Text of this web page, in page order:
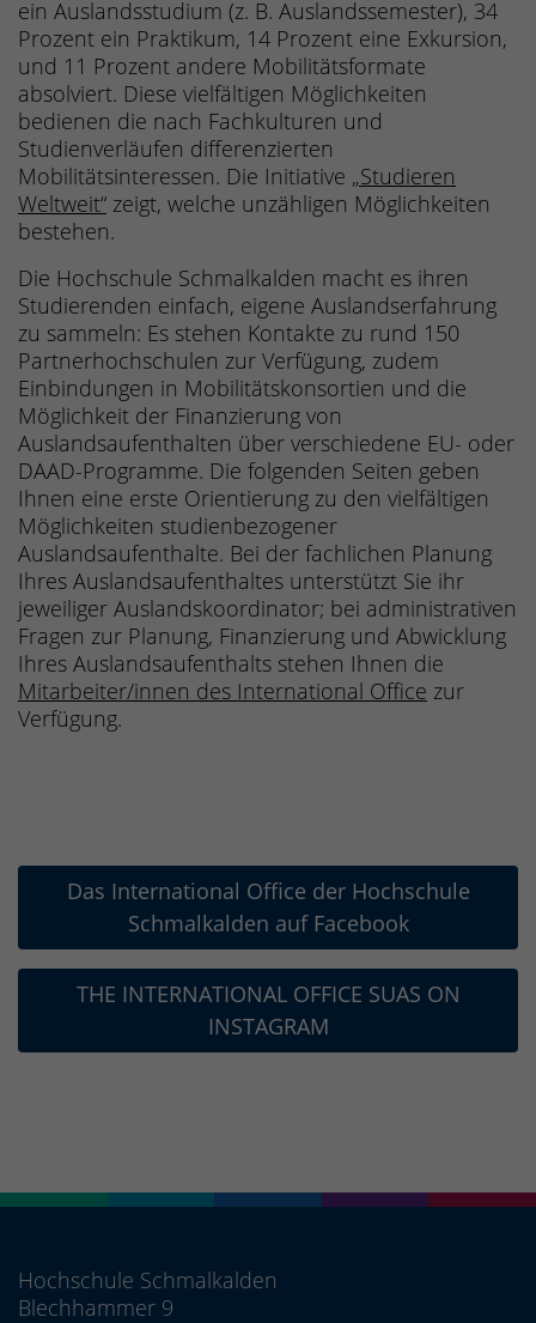
ein Auslandsstudium (z. B. Auslandssemester), 34
Prozent ein Praktikum, 14 Prozent eine Exkursion,
und 11 Prozent andere Mobilitätsformate
absolviert. Diese vielfältigen Möglichkeiten
bedienen die nach Fachkulturen und
Studienverläufen differenzierten
Mobilitätsinteressen. Die Initiative „Studieren
Weltweit“ zeigt, welche unzähligen Möglichkeiten
bestehen.
Die Hochschule Schmalkalden macht es ihren
Studierenden einfach, eigene Auslandserfahrung
zu sammeln: Es stehen Kontakte zu rund 150
Partnerhochschulen zur Verfügung, zudem
Einbindungen in Mobilitätskonsortien und die
Möglichkeit der Finanzierung von
Auslandsaufenthalten über verschiedene EU- oder
DAAD-Programme. Die folgenden Seiten geben
Ihnen eine erste Orientierung zu den vielfältigen
Möglichkeiten studienbezogener
Auslandsaufenthalte. Bei der fachlichen Planung
Ihres Auslandsaufenthaltes unterstützt Sie ihr
jeweiliger Auslandskoordinator; bei administrativen
Fragen zur Planung, Finanzierung und Abwicklung
Ihres Auslandsaufenthalts stehen Ihnen die
Mitarbeiter/innen des International Office zur
Verfügung.
Das International Office der Hochschule
Schmalkalden auf Facebook
THE INTERNATIONAL OFFICE SUAS ON
INSTAGRAM
Hochschule Schmalkalden
Blechhammer 9